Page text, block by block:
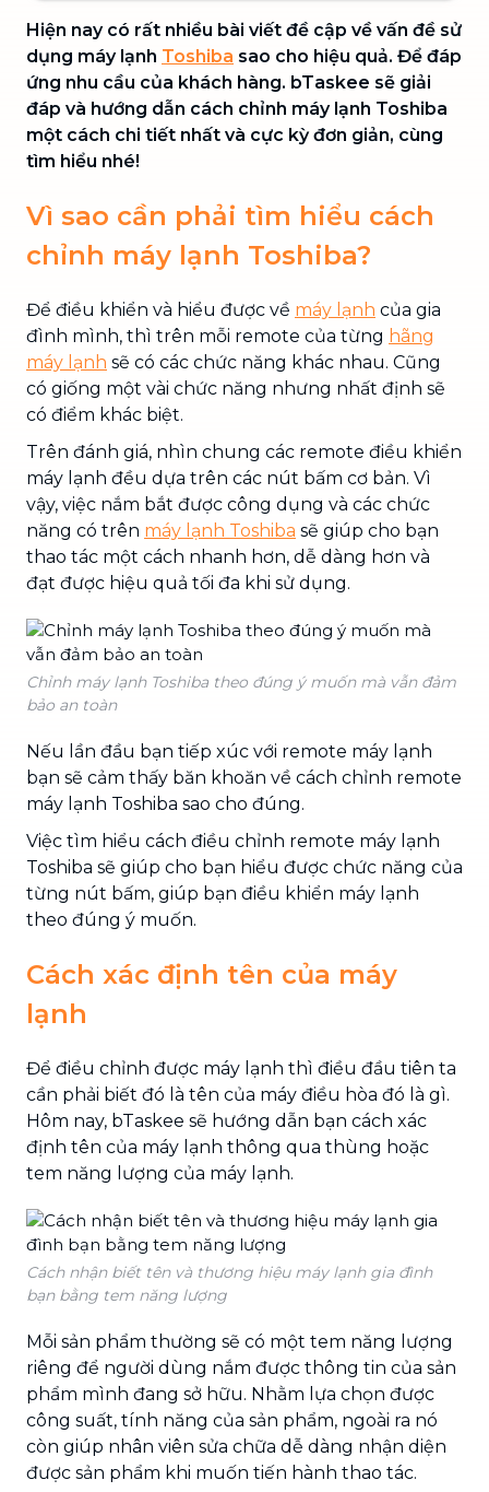
Hiện nay có rất nhiều bài viết đề cập về vấn đề sử
dụng máy lạnh Toshiba sao cho hiệu quả. Để đáp
ứng nhu cầu của khách hàng. bTaskee sẽ giải
đáp và hướng dẫn cách chỉnh máy lạnh Toshiba
một cách chi tiết nhất và cực kỳ đơn giản, cùng
tìm hiểu nhé!
Vì sao cần phải tìm hiểu cách
chỉnh máy lạnh Toshiba?
Để điều khiển và hiểu được về máy lạnh của gia
đình mình, thì trên mỗi remote của từng hãng
máy lạnh sẽ có các chức năng khác nhau. Cũng
có giống một vài chức năng nhưng nhất định sẽ
có điểm khác biệt.
Trên đánh giá, nhìn chung các remote điều khiển
máy lạnh đều dựa trên các nút bấm cơ bản. Vì
vậy, việc nắm bắt được công dụng và các chức
năng có trên máy lạnh Toshiba sẽ giúp cho bạn
thao tác một cách nhanh hơn, dễ dàng hơn và
đạt được hiệu quả tối đa khi sử dụng.
Chỉnh máy lạnh Toshiba theo đúng ý muốn mà vẫn đảm
bảo an toàn
Nếu lần đầu bạn tiếp xúc với remote máy lạnh
bạn sẽ cảm thấy băn khoăn về cách chỉnh remote
máy lạnh Toshiba sao cho đúng.
Việc tìm hiểu cách điều chỉnh remote máy lạnh
Toshiba sẽ giúp cho bạn hiểu được chức năng của
từng nút bấm, giúp bạn điều khiển máy lạnh
theo đúng ý muốn.
Cách xác định tên của máy
lạnh
Để điều chỉnh được máy lạnh thì điều đầu tiên ta
cần phải biết đó là tên của máy điều hòa đó là gì.
Hôm nay, bTaskee sẽ hướng dẫn bạn cách xác
định tên của máy lạnh thông qua thùng hoặc
tem năng lượng của máy lạnh.
Cách nhận biết tên và thương hiệu máy lạnh gia đình
bạn bằng tem năng lượng
Mỗi sản phẩm thường sẽ có một tem năng lượng
riêng để người dùng nắm được thông tin của sản
phẩm mình đang sở hữu. Nhằm lựa chọn được
công suất, tính năng của sản phẩm, ngoài ra nó
còn giúp nhân viên sửa chữa dễ dàng nhận diện
được sản phẩm khi muốn tiến hành thao tác.